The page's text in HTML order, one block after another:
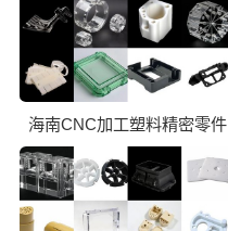
海南CNC加工塑料精密零件